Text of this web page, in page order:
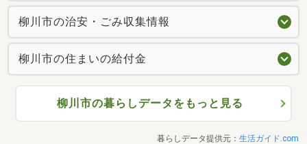
柳川市の治安・ごみ収集情報
柳川市の住まいの給付金
柳川市の暮らしデータをもっと見る
暮らしデータ提供元： 生活ガイド.com